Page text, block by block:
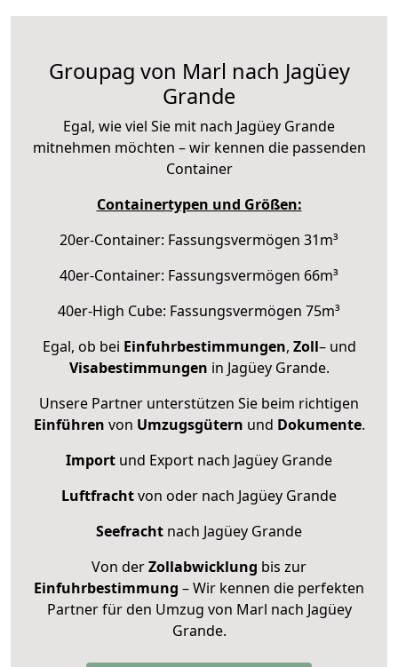
Groupag von Marl nach Jagüey
Grande
Egal, wie viel Sie mit nach Jagüey Grande
mitnehmen möchten – wir kennen die passenden
Container
Containertypen und Größen:
20er-Container: Fassungsvermögen 31m³
40er-Container: Fassungsvermögen 66m³
40er-High Cube: Fassungsvermögen 75m³
Egal, ob bei Einfuhrbestimmungen, Zoll– und
Visabestimmungen in Jagüey Grande.
Unsere Partner unterstützen Sie beim richtigen
Einführen von Umzugsgütern und Dokumente.
Import und Export nach Jagüey Grande
Luftfrachtvon oder nach Jagüey Grande
Seefracht nach Jagüey Grande
Von derZollabwicklung bis zur
Einfuhrbestimmung – Wir kennen die perfekten
Partner für den Umzug von Marl nach Jagüey
Grande.